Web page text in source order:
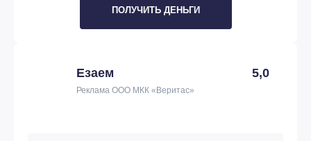
ПОЛУЧИТЬ ДЕНЬГИ
Езаем 5,0
Реклама ООО МКК «Веритас»